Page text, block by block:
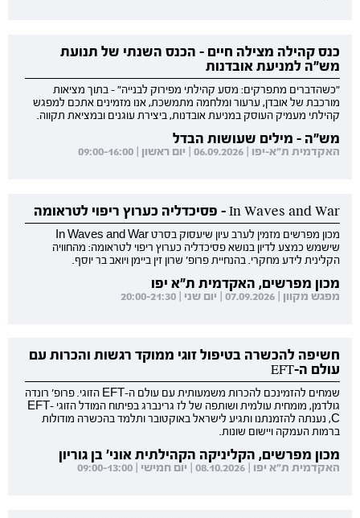
כנס קהילה מצילה חיים - הכנס השנתי של תנועת
מש"ה למניעת אובדנות
"כשהדברים מתפרקים: מסע קהילתי מפירוק לבנייה" - בתוך מציאות
מורכבת של אובדן, ערעור ומלחמה מתמשכת, אנו מזמינים אתכם למפגש
קהילתי מעמיק העוסק במניעת אובדנות, ביצירת עוגנים ובמציאת תקווה.
מש"ה - מילים שעושות הבדל
האקדמית ת"א-יפו | 06.09.2026 | יום ראשון | 09:00-16:00
In Waves and War - פסיכדליה כערוץ ריפוי לטראומה
מכון מפרשים מזמין לערב עיון שיעסוק בסרט In Waves and War
שישמש כמצע לדיון בנושא פסיכדליה כערוץ ריפוי לטראומה: מהחוויה
הקלינית לידע מחקרי. בהנחיית פרופ' שרון זין ביימן ויואב בר יוסף.
מכון מפרשים, האקדמית ת"א יפו
מפגש מקוון | 07.09.2026 | יום שני | 20:00-21:30
חשיפה להכשרה בטיפול זוגי ממוקד רגשות והכרות עם
עולם ה-EFT
שמחים להזמינכם להכרות משמעותית עם עולם ה-EFT הזוגי. פרופ' רונדה
גולדמן, מומחית עולמית ושותפה של לז גרינברג בפיתוח המודל הזוגי EFT-
C, נענתה להזמנתנו ותגיע לישראל באוקטובר ותלמד בהכשרה מודולות
ברמות העמקה ויישום שונות.
מכון מפרשים, הקליניקה הקהילתית אוני' בן גוריון
האקדמית ת"א יפו | 08.10.2026 | יום חמישי | 09:00-13:00